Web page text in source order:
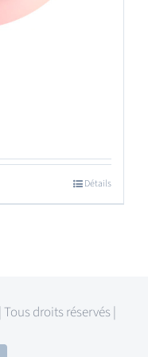
Détails
droits réservés |